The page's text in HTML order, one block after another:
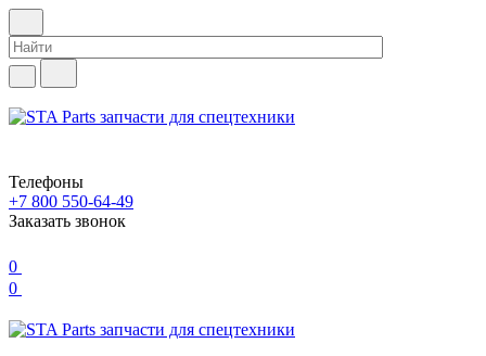
Телефоны
+7 800 550-64-49
Заказать звонок
0
0